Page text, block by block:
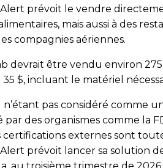
prévoit le vendre
mais aussi à des
compagnies aériennes.
devrait être vendu environ
35 $, incluant le matériel
n’étant pas considéré comme
des organismes comme la
certifications externes sont
prévoit lancer sa solution